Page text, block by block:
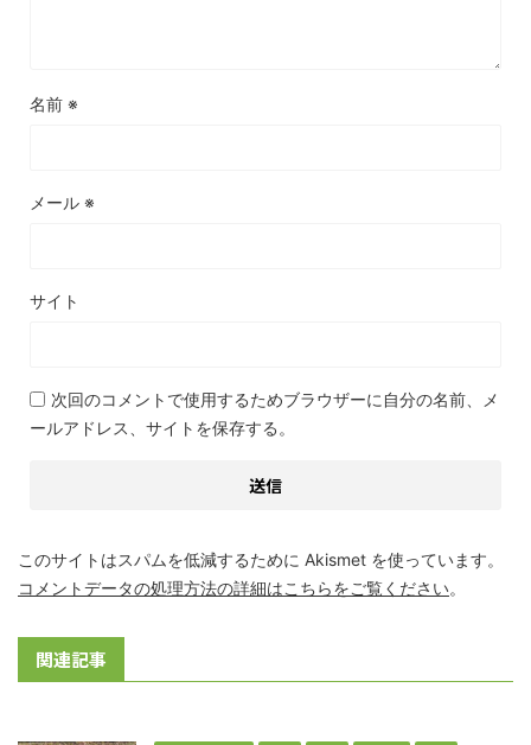
名前 ※
メール ※
サイト
次回のコメントで使用するためブラウザーに自分の名前、メ
ールアドレス、サイトを保存する。
このサイトはスパムを低減するために Akismet を使っています。
コメントデータの処理方法の詳細はこちらをご覧ください。
関連記事